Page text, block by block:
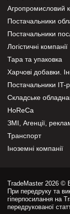
Агропромисловий
Постачальники
Постачальники
Логістичні компанії
Тара та упаковка
Харчові добавки.
Постачальники IT-
Складське
HoReCa
ЗМІ, Агенції,
Транспорт
Іноземні компанії
TradeMaster 2026 ©
При передруку та
гіперпосилання на
передрукованої